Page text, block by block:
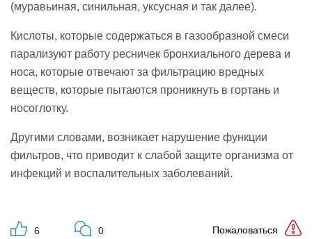
(муравьиная, синильная, уксусная и так далее).
Кислоты, которые содержаться в газообразной смеси
парализуют работу ресничек бронхиального дерева и
носа, которые отвечают за фильтрацию вредных
веществ, которые пытаются проникнуть в гортань и
носоглотку.
Другими словами, возникает нарушение функции
фильтров, что приводит к слабой защите организма от
инфекций и воспалительных заболеваний.
6 0 Пожаловаться